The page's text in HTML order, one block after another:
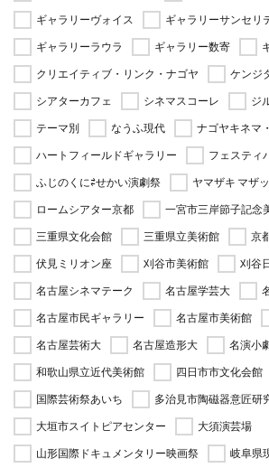
ギャラリーヴォイス
ギャラリーサンセリ
ギャラリーラウラ
ギャラリー数寄
クリエイティブ・リンク・ナゴヤ
ケンジ
シアターカフェ
シネマスコーレ
ジ
テーマ別
なうふ現代
ナゴヤキネマ
ハートフィールドギャラリー
フェスティ
ふじのくに⇄せかい演劇祭
ヤマザキ マザ
ロームシアター京都
一宮市三岸節子記念
三重県文化会館
三重県立美術館
京
伏見ミリオン座
刈谷市美術館 刈谷
名古屋シネマテーク
名古屋学芸大
名古屋市民ギャラリー
名古屋市美術館
名古屋芸術大
名古屋造形大
名演小
和歌山県立近代美術館
四日市市文化会館
国際芸術祭あいち
多治見市陶磁器意匠研
大垣市スイトピアセンター
大須演芸場
山形国際ドキュメンタリー映画祭
岐阜県